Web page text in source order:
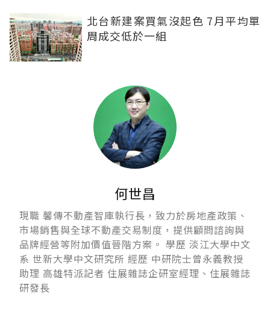
北台新建案買氣沒起色 7月平均單
周成交低於一組
何世昌
現職 馨傳不動產智庫執行長，致力於房地產政策、
市場銷售與全球不動產交易制度，提供顧問諮詢與
品牌經營等附加價值晉階方案。 學歷 淡江大學中文
系 世新大學中文研究所 經歷 中研院士曾永義教授
助理 高雄特派記者 住展雜誌企研室經理、住展雜誌
研發長